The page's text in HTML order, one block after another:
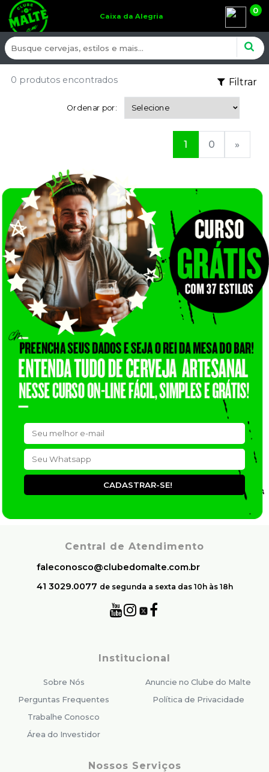
Caixa da Alegria
0
Filtrar
0 produtos encontrados
Ordenar por:
1 0 »
CADASTRAR-SE!
Central de Atendimento
faleconosco@clubedomalte.com.br
41 3029.0077 de segunda a sexta das 10h às 18h
Institucional
Sobre Nós
Perguntas Frequentes
Trabalhe Conosco
Área do Investidor
Anuncie no Clube do Malte
Política de Privacidade
Nossos Serviços